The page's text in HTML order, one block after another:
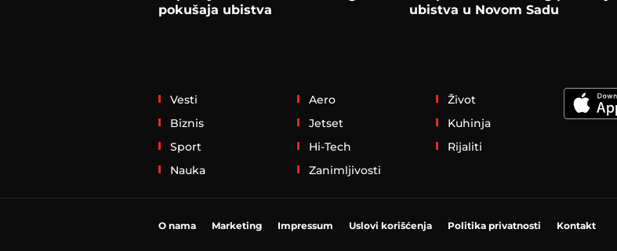
pokušaja ubistva
ubistva u Novom Sadu
Vesti
Biznis
Sport
Nauka
Aero
Jetset
Hi-Tech
Zanimljivosti
Život
Kuhinja
Rijaliti
O nama Marketing Impressum Uslovi korišćenja Politika privatnosti Kontakt